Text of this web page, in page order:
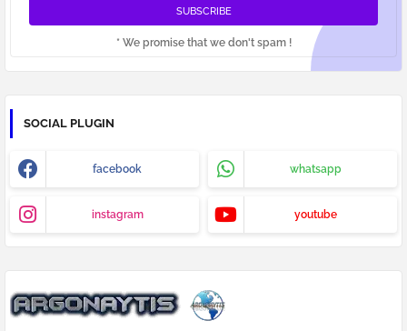
* We promise that we don't spam !
SOCIAL PLUGIN
facebook whatsapp
instagram youtube